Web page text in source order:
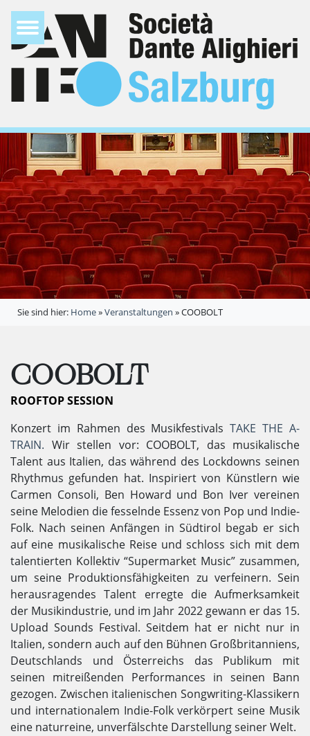
Sie sind hier: Home»Veranstaltungen »COOBOLT
COOBOLT
ROOFTOP SESSION
Konzert im Rahmen des MusikfestivalsTAKE THE A-
TRAIN. Wir stellen vor: COOBOLT, das musikalische
Talent aus Italien, das während des Lockdowns seinen
Rhythmus gefunden hat. Inspiriert von Künstlern wie
Carmen Consoli, Ben Howard und Bon Iver vereinen
seine Melodien die fesselnde Essenz von Pop und Indie-
Folk. Nach seinen Anfängen in Südtirol begab er sich
auf eine musikalische Reise und schloss sich mit dem
talentierten Kollektiv “Supermarket Music” zusammen,
um seine Produktionsfähigkeiten zu verfeinern. Sein
herausragendes Talent erregte die Aufmerksamkeit
der Musikindustrie, und im Jahr 2022 gewann er das 15.
Upload Sounds Festival. Seitdem hat er nicht nur in
Italien, sondern auch auf den Bühnen Großbritanniens,
Deutschlands und Österreichs das Publikum mit
seinen mitreißenden Performances in seinen Bann
gezogen. Zwischen italienischen Songwriting-Klassikern
und internationalem Indie-Folk verkörpert seine Musik
eine naturreine, unverfälschte Darstellung seiner Welt.